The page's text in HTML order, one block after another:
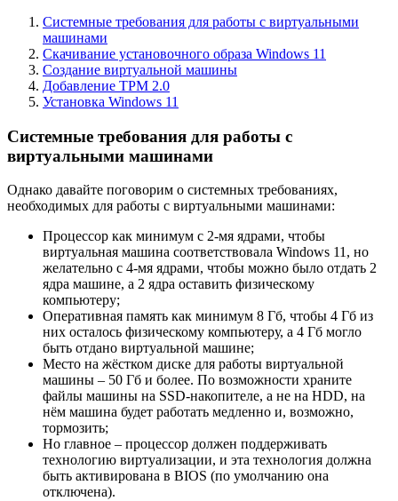
Системные требования для работы с виртуальными
машинами
Скачивание установочного образа Windows 11
Создание виртуальной машины
Добавление TPM 2.0
Установка Windows 11
Системные требования для работы с
виртуальными машинами
Однако давайте поговорим о системных требованиях,
необходимых для работы с виртуальными машинами:
Процессор как минимум с 2-мя ядрами, чтобы
виртуальная машина соответствовала Windows 11, но
желательно с 4-мя ядрами, чтобы можно было отдать 2
ядра машине, а 2 ядра оставить физическому
компьютеру;
Оперативная память как минимум 8 Гб, чтобы 4 Гб из
них осталось физическому компьютеру, а 4 Гб могло
быть отдано виртуальной машине;
Место на жёстком диске для работы виртуальной
машины – 50 Гб и более. По возможности храните
файлы машины на SSD-накопителе, а не на HDD, на
нём машина будет работать медленно и, возможно,
тормозить;
Но главное – процессор должен поддерживать
технологию виртуализации, и эта технология должна
быть активирована в BIOS (по умолчанию она
отключена).